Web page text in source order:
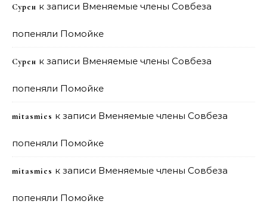
Сурен к записи Вменяемые члены Совбеза
попеняли Помойке
Сурен к записи Вменяемые члены Совбеза
попеняли Помойке
mitasmies к записи Вменяемые члены Совбеза
попеняли Помойке
mitasmies к записи Вменяемые члены Совбеза
попеняли Помойке